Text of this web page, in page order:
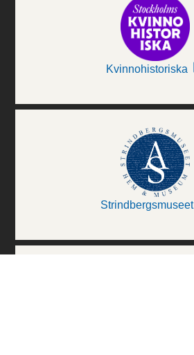
Kvinnohistoriska
Strindbergsmuseet